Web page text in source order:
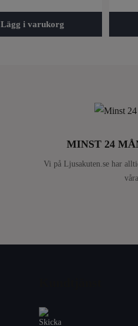
Lägg i varukorg
MINST 24
Vi på Ljusakuten.se har